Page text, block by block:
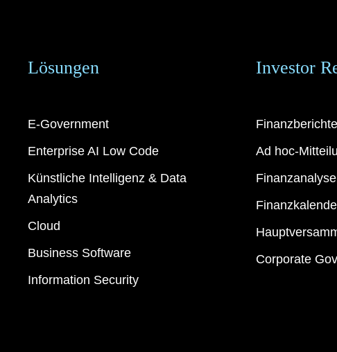
Lösungen
E-Government
Enterprise AI Low Code
Künstliche Intelligenz & Data
Analytics
Cloud
Business Software
Information Security
Investor
Ad hoc-
Corporate